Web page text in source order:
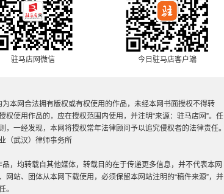
驻马店网微信 今日驻马店客户端
本网合法拥有版权或有权使用的作品，未经本网书面授权不得转
使用作品的，应在授权范围内使用，并注明“来源：驻马店网”。任
一经发现，本网将授权常年法律顾问予以追究侵权者的法律责任。
（武汉）律师事务所
，均转载自其他媒体，转载目的在于传递更多信息，并不代表本网
站、团体从本网下载使用，必须保留本网站注明的“稿件来源”，并
。